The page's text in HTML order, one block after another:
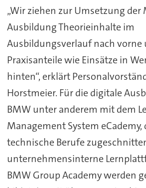
„Wir ziehen zur Umsetzung der
Ausbildung Theorieinhalte im
Ausbildungsverlauf nach vorne
Praxisanteile wie Einsätze in
hinten“, erklärt
Horstmeier. Für die digitale
BMW unter anderem mit dem
Management System eCademy,
technische Berufe
unternehmensinterne
BMW Group Academy werden